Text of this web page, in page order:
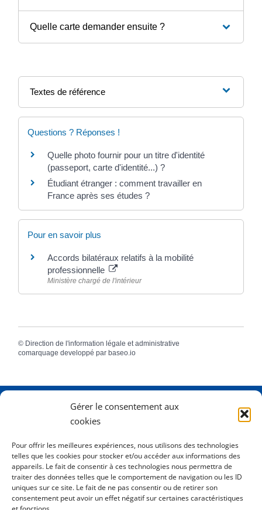
Gérer le consentement aux
cookies
Pour offrir les meilleures expériences, nous utilisons des technologies
telles que les cookies pour stocker et/ou accéder aux informations des
appareils. Le fait de consentir à ces technologies nous permettra de
traiter des données telles que le comportement de navigation ou les ID
uniques sur ce site. Le fait de ne pas consentir ou de retirer son
consentement peut avoir un effet négatif sur certaines caractéristiques
Quelle carte demander ensuite ?
Textes de référence
Questions ? Réponses !
Quelle photo fournir pour un titre d'identité
(passeport, carte d'identité...) ?
Étudiant étranger : comment travailler en
France après ses études ?
Pour en savoir plus
Accords bilatéraux relatifs à la mobilité
professionnelle
Ministère chargé de l'intérieur
© Direction de l'information légale et administrative
comarquage developpé par baseo.io
2 Rue Dame Pernette
Horaires
Lundi de 8h15 à 12h
Mardi de 8h15 à 12h
Mercredi 8h15 à 12h
Jeudi de 8h15 à 12h - 16h à 18h00